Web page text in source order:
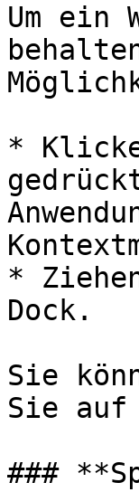
Um ein
*
*
Dock.
Sie
Sie auf
###